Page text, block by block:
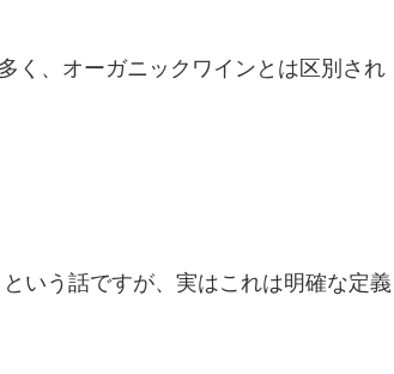
く、オーガニックワインとは区別され
いう話ですが、実はこれは明確な定義